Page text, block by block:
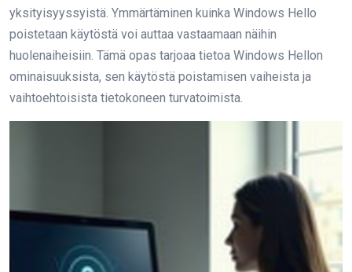
yksityisyyssyistä. Ymmärtäminen kuinka Windows Hello
poistetaan käytöstä voi auttaa vastaamaan näihin
huolenaiheisiin. Tämä opas tarjoaa tietoa Windows Hellon
ominaisuuksista, sen käytöstä poistamisen vaiheista ja
vaihtoehtoisista tietokoneen turvatoimista.